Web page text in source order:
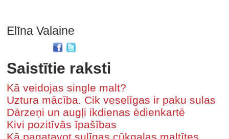
Elīna Valaine
Saistītie raksti
Kā veidojas single malt?
Uztura mācība. Cik veselīgas ir paku sulas
Dārzeņi un augļi ikdienas ēdienkartē
Kivi pozitīvās īpašības